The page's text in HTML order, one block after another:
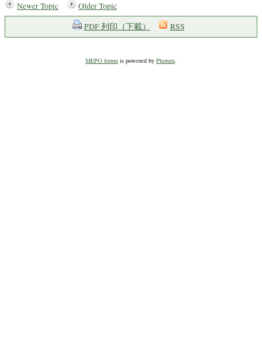
Newer Topic
Older Topic
PDF 列印（下載）
RSS
MEPO forum is powered by Phorum.